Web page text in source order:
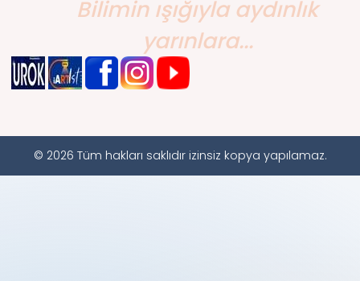
Bilimin ışığıyla aydınlık
yarınlara...
© 2026 Tüm hakları saklıdır izinsiz kopya yapılamaz.